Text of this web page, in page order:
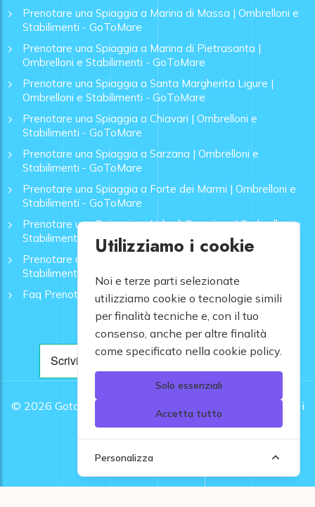
Prenotare una Spiaggia a Marina di Massa | Ombrelloni e
Stabilimenti - GoToMare
Prenotare una Spiaggia a Marina di Pietrasanta |
Ombrelloni e Stabilimenti - GoToMare
Prenotare una Spiaggia a Santa Margherita Ligure |
Ombrelloni e Stabilimenti - GoToMare
Prenotare una Spiaggia a Chiavari | Ombrelloni e
Stabilimenti - GoToMare
Prenotare una Spiaggia a Sarzana | Ombrelloni e
Stabilimenti - GoToMare
Prenotare una Spiaggia a Forte dei Marmi | Ombrelloni e
Stabilimenti - GoToMare
Prenotare una Spiaggia a Lido di Camaiore | Ombrelloni e
Stabilimenti - GoToMare
Prenotare una Spiaggia a Rapallo | Ombrelloni e
Stabilimenti - GoToMare
Faq Prenotazione Spiagge
© 2026 Gotomare srl - Partita IVA 12948810960 .
Tutti i
diritti riservati.
Utilizziamo i cookie
Noi e terze parti selezionate
utilizziamo cookie o tecnologie simili
per finalità tecniche e, con il tuo
consenso, anche per altre finalità
come specificato nella cookie policy.
Solo essenziali
Accetta tutto
Personalizza